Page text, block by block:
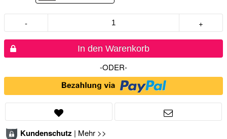
- +
In den Warenkorb
-ODER-
Kundenschutz | Mehr >>